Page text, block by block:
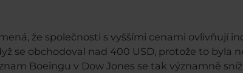
že společnosti s vyššími cenami ovlivňují
se obchodoval nad 400 USD, protože to byla
Boeingu v Dow Jones se tak významně